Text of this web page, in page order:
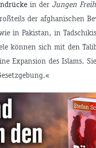
in derJungen
der afghanischen
in Pakistan, in
können sich mit den
Expansion des Islams.